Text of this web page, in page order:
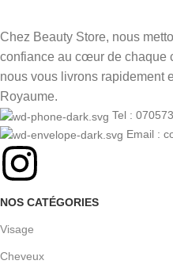
Chez Beauty Store, nous
confiance au cœur de chaque
nous vous livrons rapidement
Royaume.
Tel :
Email :
NOS CATÉGORIES
Visage
Cheveux